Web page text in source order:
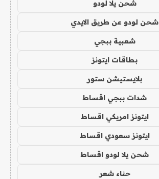
شحن يلا لودو
شحن لودو عن طريق الايدي
شعبية ببجي
بطاقات ايتونز
بلايستيشن ستور
شدات ببجي اقساط
ايتونز امريكي اقساط
ايتونز سعودي اقساط
شحن يلا لودو اقساط
حناء شعر